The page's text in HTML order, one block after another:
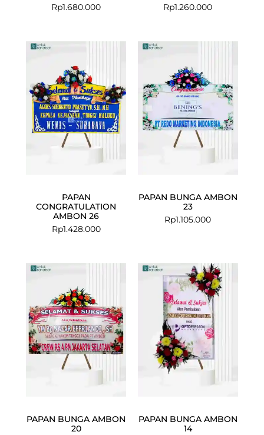
Rp1.680.000
Rp1.260.000
PAPAN
CONGRATULATION
AMBON 26
Rp1.428.000
PAPAN BUNGA AMBON
23
Rp1.105.000
PAPAN BUNGA AMBON
20
PAPAN BUNGA AMBON
14